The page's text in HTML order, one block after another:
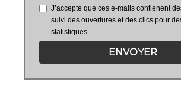
J’accepte que ces e-mails contienent
suivi des ouvertures et des clics pour
statistiques
ENVOYER